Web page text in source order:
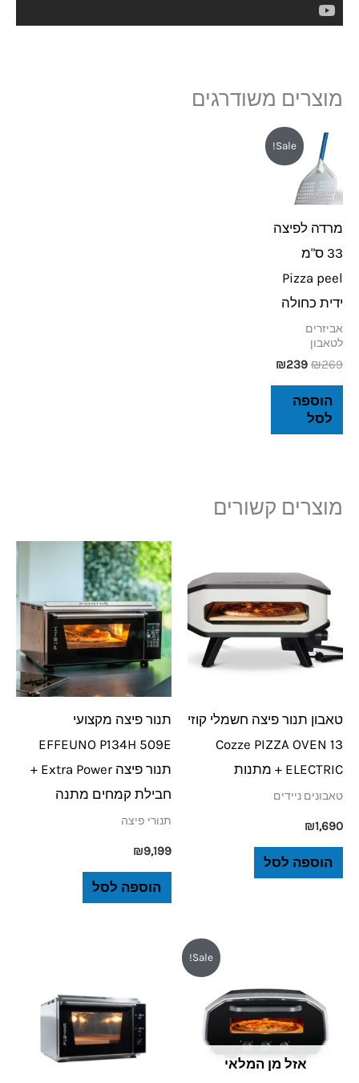
מוצרים משודרגים
Sale!
מרדה לפיצה
33 ס"מ
Pizza peel
ידית כחולה
אביזרים
לטאבון
₪269
המחיר
המקורי
היה:
₪269.
₪239
המחיר
הנוכחי
הוספה
לסל
מוצרים קשורים
טאבון תנור פיצה חשמלי קוזי
13 Cozze PIZZA OVEN
ELECTRIC + מתנות
טאבונים ניידים
₪1,690
הוספה לסל
תנור פיצה מקצועי
EFFEUNO P134H 509E
תנור פיצה Extra Power +
חבילת קמחים מתנה
תנורי פיצה
₪9,199
הוספה לסל
Sale!
אזל מן המלאי
₪4,490.
₪3,390.